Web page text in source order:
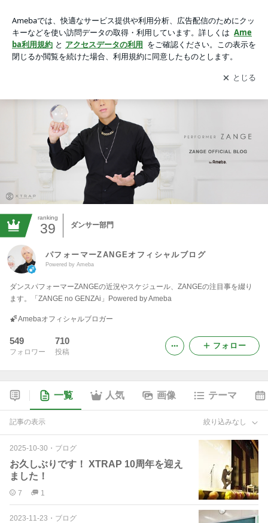
アプリをダウンロードして ブログの更新通知
を受け取りまし
ょう。
開く
ranking
39 ダンサー部門
パフォーマーZANGEオフィシャルブログ
Powered by Ameba
ダンスパフォーマーZANGEの近況やスケジュール、ZANGEの注目事を綴り
ます。「ZANGE no GENZAi」Powered by Ameba
Amebaオフィシャルブロガー
549
フォロワー
710
投稿
フォロー
一覧 人気 画像 テーマ
記事の表示 絞り込みなし
2025-10-30 ・ ブログ
お久しぶりです！ XTRAP 10周年を迎え
ました！
7 1
2023-11-23 ・ ブログ